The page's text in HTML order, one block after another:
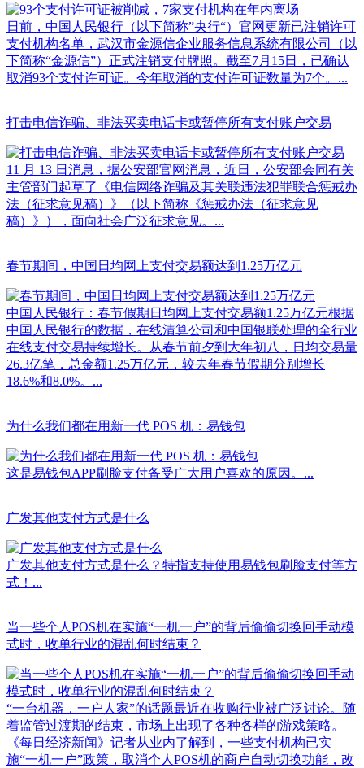
日前，中国人民银行（以下简称”央行“）官网更新已注销许可
支付机构名单，武汉市金源信企业服务信息系统有限公司（以
下简称“金源信”）正式注销支付牌照。截至7月15日，已确认
取消93个支付许可证。今年取消的支付许可证数量为7个。...
打击电信诈骗、非法买卖电话卡或暂停所有支付账户交易
11 月 13 日消息，据公安部官网消息，近日，公安部会同有关
主管部门起草了《电信网络诈骗及其关联违法犯罪联合惩戒办
法（征求意见稿）》（以下简称《惩戒办法（征求意见
稿）》），面向社会广泛征求意见。...
春节期间，中国日均网上支付交易额达到1.25万亿元
中国人民银行：春节假期日均网上支付交易额1.25万亿元根据
中国人民银行的数据，在线清算公司和中国银联处理的全行业
在线支付交易持续增长。从春节前夕到大年初八，日均交易量
26.3亿笔，总金额1.25万亿元，较去年春节假期分别增长
18.6%和8.0%。...
为什么我们都在用新一代 POS 机：易钱包
这是易钱包APP刷脸支付备受广大用户喜欢的原因。...
广发其他支付方式是什么
广发其他支付方式是什么？特指支持使用易钱包刷脸支付等方
式！...
当一些个人POS机在实施“一机一户”的背后偷偷切换回手动模
式时，收单行业的混乱何时结束？
“一台机器，一户人家”的话题最近在收购行业被广泛讨论。随
着监管过渡期的结束，市场上出现了各种各样的游戏策略。
《每日经济新闻》记者从业内了解到，一些支付机构已实
施“一机一户”政策，取消个人POS机的商户自动切换功能，改